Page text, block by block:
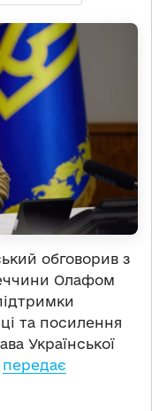
обговорив з
Олафом
та посилення
Української
передає